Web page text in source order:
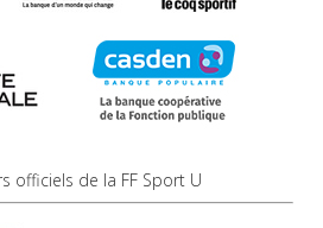
officiels de la FF Sport U